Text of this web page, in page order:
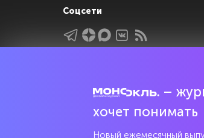
Соцсети
Интервью
–
хочет понимать
Новый ежемесячный